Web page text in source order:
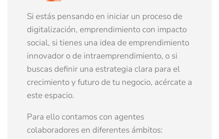
Si estás pensando en iniciar un proceso de
digitalización, emprendimiento con impacto
social, si tienes una idea de emprendimiento
innovador o de intraemprendimiento, o si
buscas definir una estrategia clara para el
crecimiento y futuro de tu negocio, acércate a
este espacio.
Para ello contamos con agentes
colaboradores en diferentes ámbitos: